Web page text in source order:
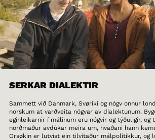
SERKAR DIALEKTIR
Sammett við Danmark, Svøríki og nógv onnur
norskum at varðveita nógvar av dialektunum.
eginleikarnir í málinum eru nógvir og týðuligir, og
norðmaður avdúkar meira um, hvaðani hann
Orsøkin er lutvíst ein tilvitaður málpolitikkur, og